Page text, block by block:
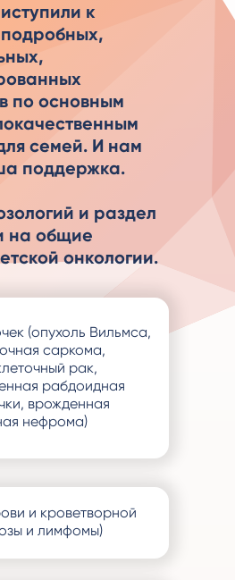
(опухоль Вильмса,
саркома,
рак,
рабдоидная
врожденная
нефрома)
и кроветворной
и лимфомы)
к
по основным
семей. И нам
поддержка.
и раздел
на общие
онкологии.